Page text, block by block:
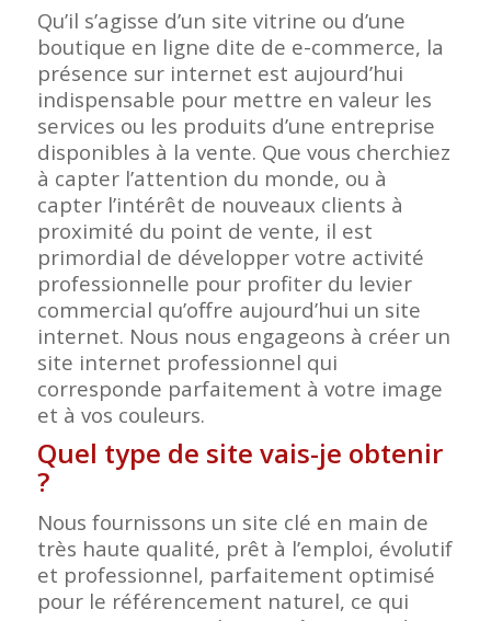
Qu’il s’agisse d’un site vitrine ou d’une
boutique en ligne dite de e-commerce, la
présence sur internet est aujourd’hui
indispensable pour mettre en valeur les
services ou les produits d’une entreprise
disponibles à la vente. Que vous cherchiez
à capter l’attention du monde, ou à
capter l’intérêt de nouveaux clients à
proximité du point de vente, il est
primordial de développer votre activité
professionnelle pour profiter du levier
commercial qu’offre aujourd’hui un site
internet. Nous nous engageons à créer un
site internet professionnel qui
corresponde parfaitement à votre image
et à vos couleurs.
Quel type de site vais-je obtenir
?
Nous fournissons un site clé en main de
très haute qualité, prêt à l’emploi, évolutif
et professionnel, parfaitement optimisé
pour le référencement naturel, ce qui